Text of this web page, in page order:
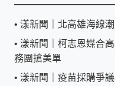
• 漾新聞｜北高雄海線
• 漾新聞｜柯志恩媒合
務團搶美單
• 漾新聞｜疫苗採購爭